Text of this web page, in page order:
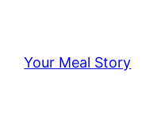
Your Meal Story